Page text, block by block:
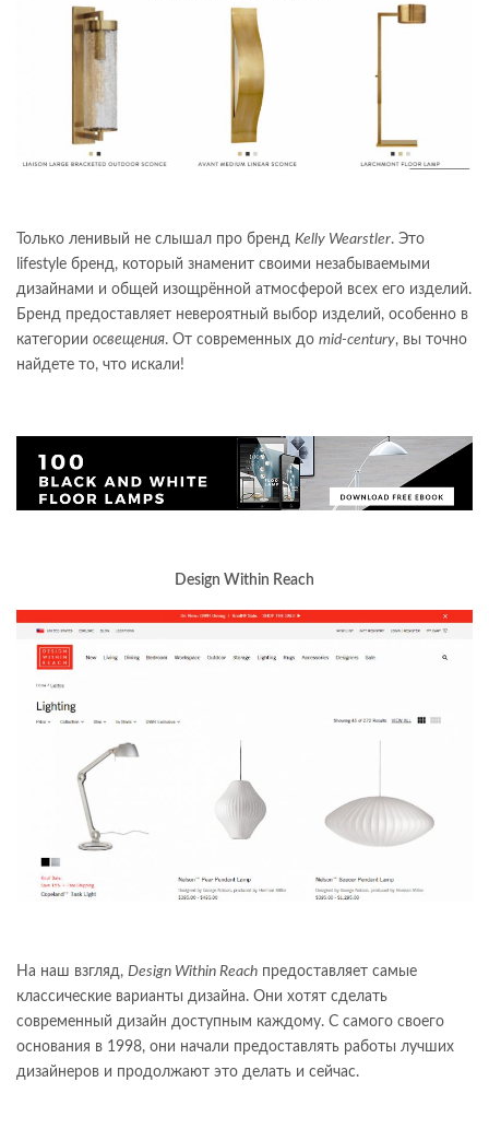
Только ленивый не слышал про бренд Kelly Wearstler. Это
lifestyle бренд, который знаменит своими незабываемыми
дизайнами и общей изощрённой атмосферой всех его изделий.
Бренд предоставляет невероятный выбор изделий, особенно в
категории освещения. От современных до mid-century, вы точно
найдете то, что искали!
Design Within Reach
На наш взгляд, Design Within Reach предоставляет самые
классические варианты дизайна. Они хотят сделать
современный дизайн доступным каждому. С самого своего
основания в 1998, они начали предоставлять работы лучших
дизайнеров и продолжают это делать и сейчас.